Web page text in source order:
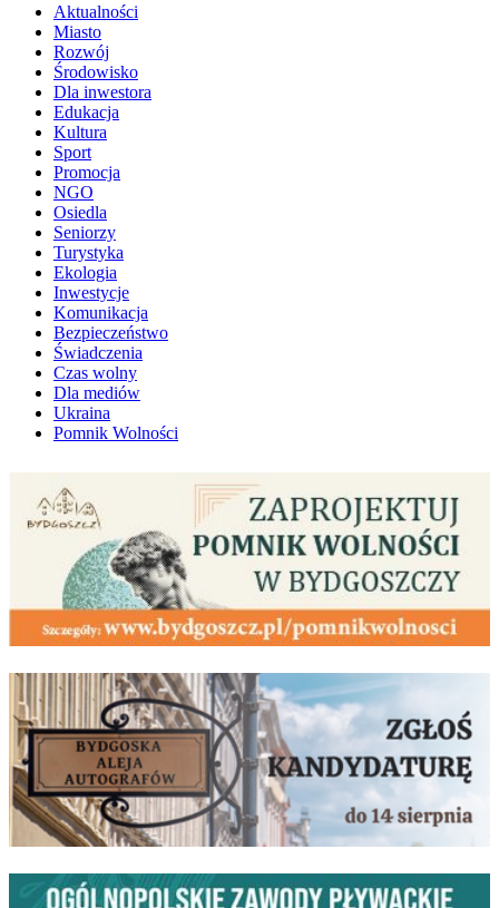
Aktualności
Miasto
Rozwój
Środowisko
Dla inwestora
Edukacja
Kultura
Sport
Promocja
NGO
Osiedla
Seniorzy
Turystyka
Ekologia
Inwestycje
Komunikacja
Bezpieczeństwo
Świadczenia
Czas wolny
Dla mediów
Ukraina
Pomnik Wolności